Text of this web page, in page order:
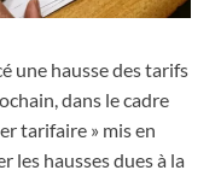
une hausse des tarifs
dans le cadre
tarifaire » mis en
les hausses dues à la